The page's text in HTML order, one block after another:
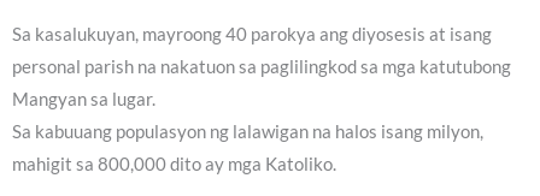
Sa kasalukuyan, mayroong 40 parokya ang diyosesis at isang
personal parish na nakatuon sa paglilingkod sa mga katutubong
Mangyan sa lugar.
Sa kabuuang populasyon ng lalawigan na halos isang milyon,
mahigit sa 800,000 dito ay mga Katoliko.